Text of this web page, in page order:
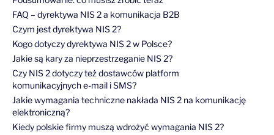
FAQ – dyrektywa NIS 2 a komunikacja B2B
Czym jest dyrektywa NIS 2?
Kogo dotyczy dyrektywa NIS 2 w Polsce?
Jakie są kary za nieprzestrzeganie NIS 2?
Czy NIS 2 dotyczy też dostawców platform
komunikacyjnych e-mail i SMS?
Jakie wymagania techniczne nakłada NIS 2 na komunikację
elektroniczną?
Kiedy polskie firmy muszą wdrożyć wymagania NIS 2?